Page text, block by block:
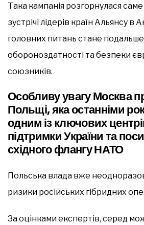
Така кампанія розгорнулася
зустрічі лідерів країн Альянсу в
головних питань стане
обороноздатності та безпеки
союзників.
Особливу увагу Москва
Польщі, яка останніми
одним із ключових
підтримки України та
східного флангу НАТО
Польська влада вже
ризики російських гібридних
За оцінками експертів, серед